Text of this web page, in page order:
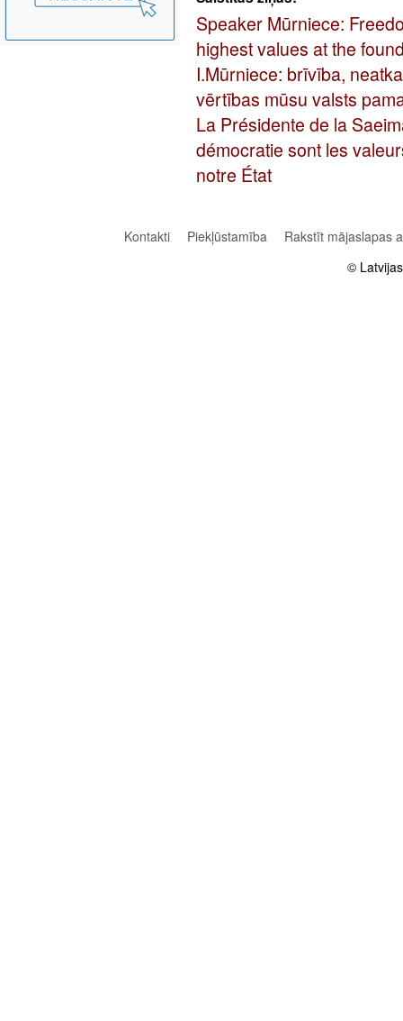
Speaker Mūrniece:
highest values at the
I.Mūrniece: brīvība,
vērtības mūsu valsts
La Présidente de la
démocratie sont les
notre État
Kontakti Piekļūstamība
Rakstīt mājaslapas
©